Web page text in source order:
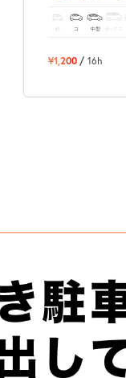
軽 コ 中型 ボックス
¥1,200 / 16h